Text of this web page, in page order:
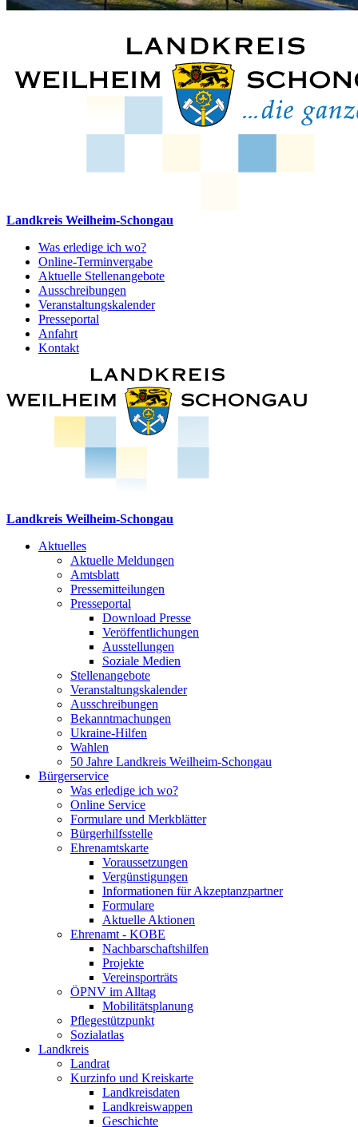
Landkreis Weilheim-Schongau
Was erledige ich wo?
Online-Terminvergabe
Aktuelle Stellenangebote
Ausschreibungen
Veranstaltungskalender
Presseportal
Anfahrt
Kontakt
Landkreis Weilheim-Schongau
Aktuelles
Aktuelle Meldungen
Amtsblatt
Pressemitteilungen
Presseportal
Download Presse
Veröffentlichungen
Ausstellungen
Soziale Medien
Stellenangebote
Veranstaltungskalender
Ausschreibungen
Bekanntmachungen
Ukraine-Hilfen
Wahlen
50 Jahre Landkreis Weilheim-Schongau
Bürgerservice
Was erledige ich wo?
Online Service
Formulare und Merkblätter
Bürgerhilfsstelle
Ehrenamtskarte
Voraussetzungen
Vergünstigungen
Informationen für Akzeptanzpartner
Formulare
Aktuelle Aktionen
Ehrenamt - KOBE
Nachbarschaftshilfen
Projekte
Vereinsporträts
ÖPNV im Alltag
Mobilitätsplanung
Pflegestützpunkt
Sozialatlas
Landkreis
Landrat
Kurzinfo und Kreiskarte
Landkreisdaten
Landkreiswappen
Geschichte